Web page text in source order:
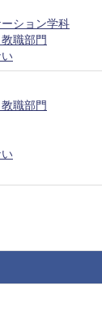
ション学科
職部門
職部門